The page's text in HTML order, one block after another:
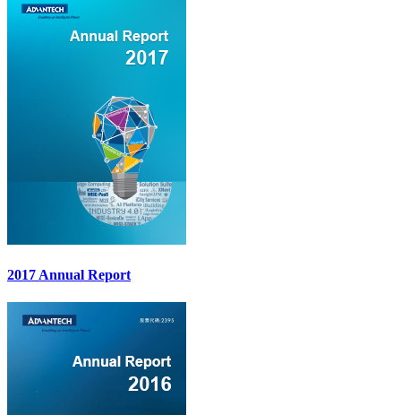
2017 Annual Report